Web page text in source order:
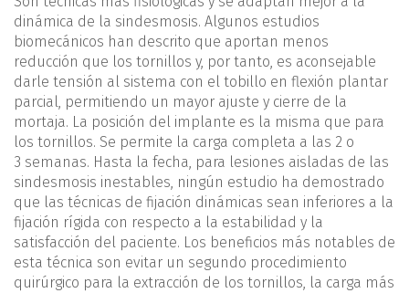
dinámica de la sindesmosis. Algunos estudios
biomecánicos han descrito que aportan menos
reducción que los tornillos y, por tanto, es aconsejable
darle tensión al sistema con el tobillo en flexión plantar
parcial, permitiendo un mayor ajuste y cierre de la
mortaja. La posición del implante es la misma que para
los tornillos. Se permite la carga completa a las 2 o
3 semanas. Hasta la fecha, para lesiones aisladas de las
sindesmosis inestables, ningún estudio ha demostrado
que las técnicas de fijación dinámicas sean inferiores a la
fijación rígida con respecto a la estabilidad y la
satisfacción del paciente. Los beneficios más notables de
esta técnica son evitar un segundo procedimiento
quirúrgico para la extracción de los tornillos, la carga más